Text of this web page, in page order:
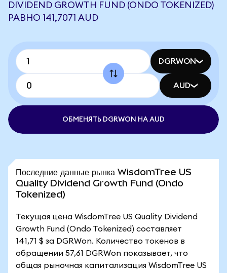
DIVIDEND GROWTH FUND (ONDO TOKENIZED)
РАВНО 141,7071 AUD
DGRWON
AUD
ОБМЕНЯТЬ DGRWON НА AUD
Последние данные рынка WisdomTree US
Quality Dividend Growth Fund (Ondo
Tokenized)
Текущая цена WisdomTree US Quality Dividend
Growth Fund (Ondo Tokenized) составляет
141,71 $ за DGRWon. Количество токенов в
обращении 57,61 DGRWon показывает, что
общая рыночная капитализация WisdomTree US